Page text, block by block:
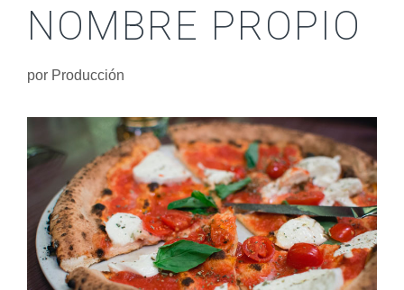
NOMBRE PROPIO
por Producción